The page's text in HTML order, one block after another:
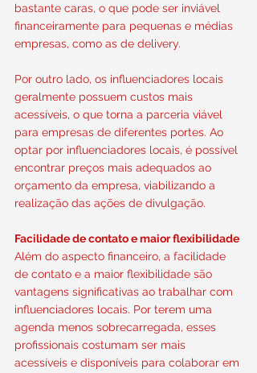
bastante caras, o que pode ser inviável
financeiramente para pequenas e médias
empresas, como as de delivery.
Por outro lado, os influenciadores locais
geralmente possuem custos mais
acessíveis, o que torna a parceria viável
para empresas de diferentes portes. Ao
optar por influenciadores locais, é possível
encontrar preços mais adequados ao
orçamento da empresa, viabilizando a
realização das ações de divulgação.
Facilidade de contato e maior flexibilidade
Além do aspecto financeiro, a facilidade
de contato e a maior flexibilidade são
vantagens significativas ao trabalhar com
influenciadores locais. Por terem uma
agenda menos sobrecarregada, esses
profissionais costumam ser mais
acessíveis e disponíveis para colaborar em